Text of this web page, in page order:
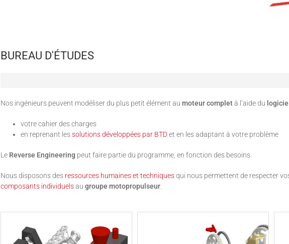
BUREAU D'ÉTUDES
Nos ingénieurs peuvent modéliser du plus petit élément au moteur completà l’aide du
votre cahier des charges
en reprenant lessolutions développées par BTDet en les adaptant à votre problème
LeReverse Engineering peut faire partie du programme, en fonction des besoins.
Nous disposons des ressources humaines et techniquesqui nous permettent de respecter
composants individuelsau groupe motopropulseur.